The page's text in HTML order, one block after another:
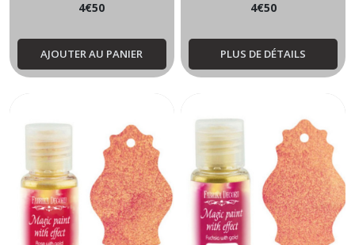
4€50
AJOUTER AU PANIER
4€50
PLUS DE DÉTAILS